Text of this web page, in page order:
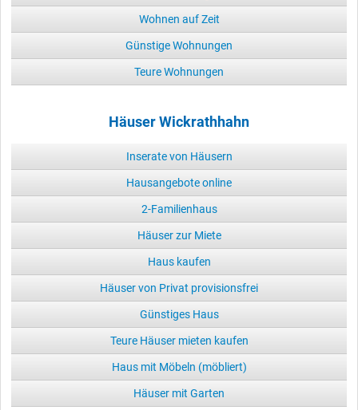
Wohnen auf Zeit
Günstige Wohnungen
Teure Wohnungen
Häuser Wickrathhahn
Inserate von Häusern
Hausangebote online
2-Familienhaus
Häuser zur Miete
Haus kaufen
Häuser von Privat provisionsfrei
Günstiges Haus
Teure Häuser mieten kaufen
Haus mit Möbeln (möbliert)
Häuser mit Garten